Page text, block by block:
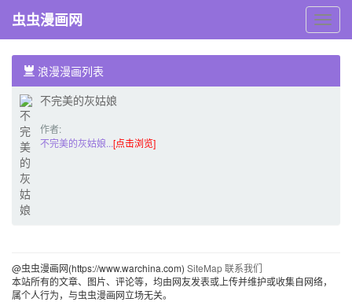
虫
虫
漫
网
虫虫漫画网
浪漫漫画列表
不完美的灰姑娘
作者:
HoneyBomb
不完美的灰姑娘...[点击浏览]
@虫虫漫画网(https://www.warchina.com) SiteMap联系我们
本站所有的文章、图片、评论等，均由网友发表或上传并维护或收集自网络，
属个人行为，与虫虫漫画网立场无关。